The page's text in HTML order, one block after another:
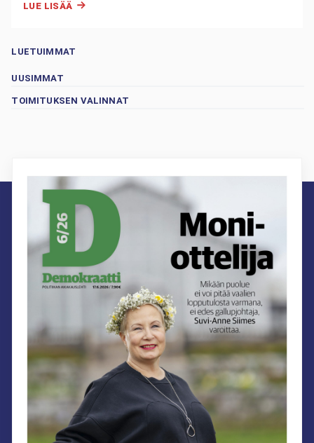
LUE LISÄÄ
LUETUIMMAT
UUSIMMAT
TOIMITUKSEN VALINNAT